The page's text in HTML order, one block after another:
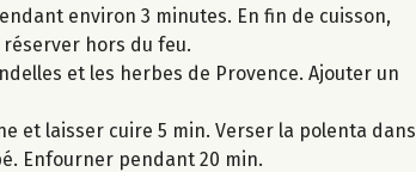
environ 3 minutes. En fin de cuisson,
hors du feu.
et les herbes de Provence. Ajouter un
et laisser cuire 5 min. Verser la polenta dans
Enfourner pendant 20 min.